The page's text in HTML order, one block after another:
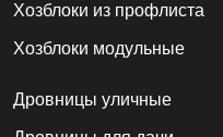
Хозблоки из профлиста
Хозблоки модульные
Дровницы уличные